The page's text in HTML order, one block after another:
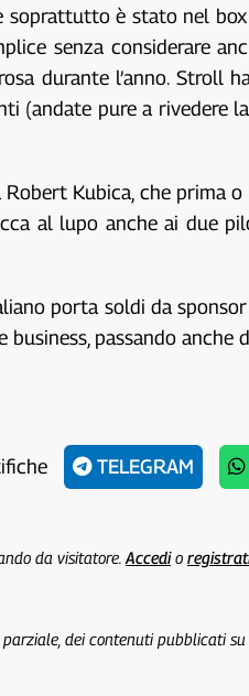
è stato nel
senza considerare
durante l’anno.
(andate pure a rivedere
Kubica, che
al lupo anche ai due
porta soldi da
passando
TELEGRAM
da visitatore. Accedio
dei contenuti pubblicati